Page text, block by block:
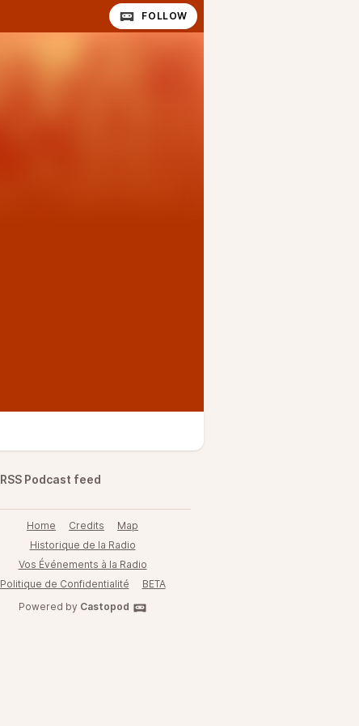
FOLLOW
RSS Podcast feed
Home Credits
Map
Historique de la Radio
Vos Événements à la Radio
Politique de Confidentialité
BETA
Powered by Castopod